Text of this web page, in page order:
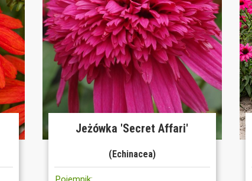
Jeżówka 'Secret Affari'
(Echinacea)